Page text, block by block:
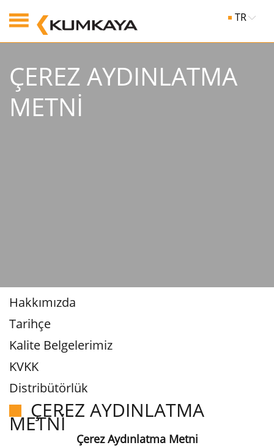
TR
ÇEREZ AYDINLATMA
METNİ
Hakkımızda
Tarihçe
Kalite Belgelerimiz
KVKK
Distribütörlük
ÇEREZ AYDINLATMA
METNİ
Çerez Aydınlatma Metni